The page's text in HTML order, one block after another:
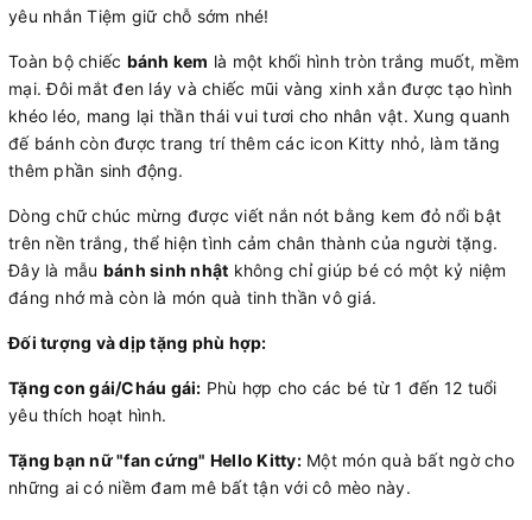
yêu nhắn Tiệm giữ chỗ sớm nhé!
Toàn bộ chiếc bánh kem là một khối hình tròn trắng muốt, mềm
mại. Đôi mắt đen láy và chiếc mũi vàng xinh xắn được tạo hình
khéo léo, mang lại thần thái vui tươi cho nhân vật. Xung quanh
đế bánh còn được trang trí thêm các icon Kitty nhỏ, làm tăng
thêm phần sinh động.
Dòng chữ chúc mừng được viết nắn nót bằng kem đỏ nổi bật
trên nền trắng, thể hiện tình cảm chân thành của người tặng.
Đây là mẫu bánh sinh nhật không chỉ giúp bé có một kỷ niệm
đáng nhớ mà còn là món quà tinh thần vô giá.
Đối tượng và dịp tặng phù hợp:
Tặng con gái/Cháu gái: Phù hợp cho các bé từ 1 đến 12 tuổi
yêu thích hoạt hình.
Tặng bạn nữ "fan cứng" Hello Kitty:Một món quà bất ngờ cho
những ai có niềm đam mê bất tận với cô mèo này.